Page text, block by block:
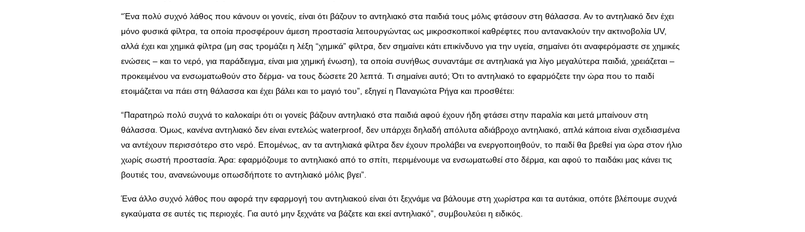
“Ένα πολύ συχνό λάθος που κάνουν οι γονείς, είναι ότι βάζουν το αντηλιακό στα παιδιά τους μόλις φτάσουν στη θάλασσα. Αν το αντηλιακό δεν έχει
μόνο φυσικά φίλτρα, τα οποία προσφέρουν άμεση προστασία λειτουργώντας ως μικροσκοπικοί καθρέφτες που αντανακλούν την ακτινοβολία UV,
αλλά έχει και χημικά φίλτρα (μη σας τρομάζει η λέξη “χημικά” φίλτρα, δεν σημαίνει κάτι επικίνδυνο για την υγεία, σημαίνει ότι αναφερόμαστε σε χημικές
ενώσεις – και το νερό, για παράδειγμα, είναι μια χημική ένωση), τα οποία συνήθως συναντάμε σε αντηλιακά για λίγο μεγαλύτερα παιδιά, χρειάζεται –
προκειμένου να ενσωματωθούν στο δέρμα- να τους δώσετε 20 λεπτά. Τι σημαίνει αυτό; Ότι το αντηλιακό το εφαρμόζετε την ώρα που το παιδί
ετοιμάζεται να πάει στη θάλασσα και έχει βάλει και το μαγιό του”, εξηγεί η Παναγιώτα Ρήγα και προσθέτει:
“Παρατηρώ πολύ συχνά το καλοκαίρι ότι οι γονείς βάζουν αντηλιακό στα παιδιά αφού έχουν ήδη φτάσει στην παραλία και μετά μπαίνουν στη
θάλασσα. Όμως, κανένα αντηλιακό δεν είναι εντελώς waterproof, δεν υπάρχει δηλαδή απόλυτα αδιάβροχο αντηλιακό, απλά κάποια είναι σχεδιασμένα
να αντέχουν περισσότερο στο νερό. Επομένως, αν τα αντηλιακά φίλτρα δεν έχουν προλάβει να ενεργοποιηθούν, το παιδί θα βρεθεί για ώρα στον ήλιο
χωρίς σωστή προστασία. Άρα: εφαρμόζουμε το αντηλιακό από το σπίτι, περιμένουμε να ενσωματωθεί στο δέρμα, και αφού το παιδάκι μας κάνει τις
βουτιές του, ανανεώνουμε οπωσδήποτε το αντηλιακό μόλις βγει”.
Ένα άλλο συχνό λάθος που αφορά την εφαρμογή του αντηλιακού είναι ότι ξεχνάμε να βάλουμε στη χωρίστρα και τα αυτάκια, οπότε βλέπουμε συχνά
εγκαύματα σε αυτές τις περιοχές. Για αυτό μην ξεχνάτε να βάζετε και εκεί αντηλιακό”, συμβουλεύει η ειδικός.